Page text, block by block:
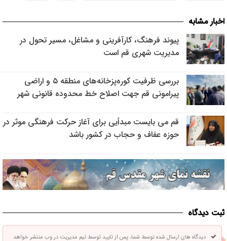
اخبار مشابه
پیوند فرهنگ، کارآفرینی و مشاغل، مسیر تحول در
مدیریت شهری قم است
بررسی ظرفیت کوره‌پزخانه‌های منطقه ۵ و اراضی
پیرامونی قم جهت اصلاح خط محدوده قانونی شهر
قم می بایست مبدأیی برای آغاز حرکت فرهنگی موثر در
حوزه عفاف و حجاب در کشور باشد
ثبت دیدگاه
دیدگاه های ارسال شده توسط شما، پس از تایید توسط تیم مدیریت در وب منتشر خواهد